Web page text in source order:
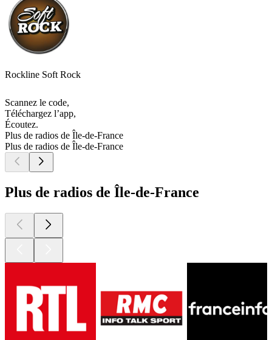
Rockline Soft Rock
Scannez le code,
Téléchargez l’app,
Écoutez.
Plus de radios de Île-de-France
Plus de radios de Île-de-France
Plus de radios de Île-de-France